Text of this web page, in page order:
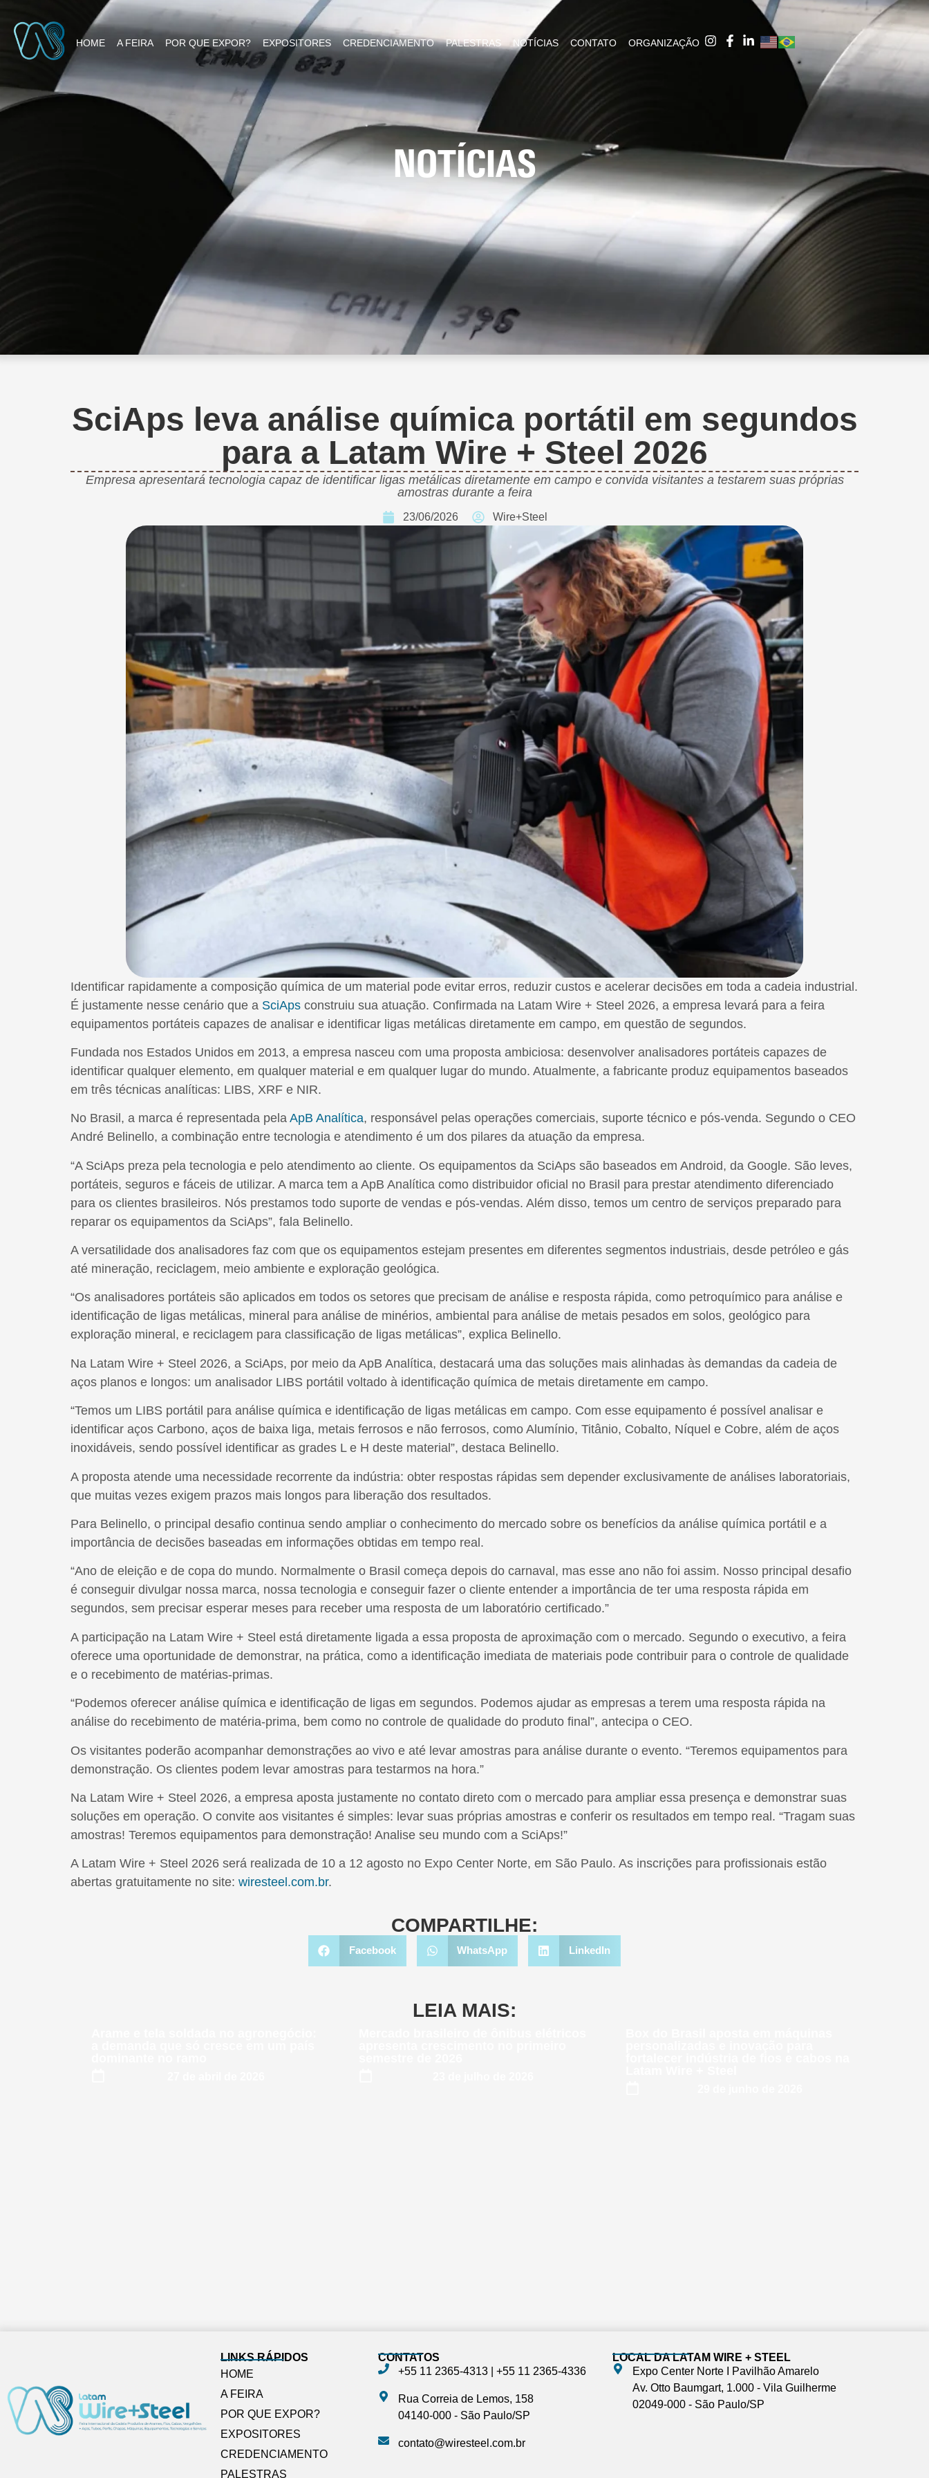
HOME A FEIRA POR QUE EXPOR? EXPOSITORES CREDENCIAMENTO PALESTRAS NOTÍCIAS CONTATO ORGANIZAÇÃO
NOTÍCIAS
SciAps leva análise química portátil em segundos
para a Latam Wire + Steel 2026
Empresa apresentará tecnologia capaz de identificar ligas metálicas diretamente em campo e convida visitantes a testarem suas próprias
amostras durante a feira
23/06/2026 Wire+Steel
Identificar rapidamente a composição química de um material pode evitar erros, reduzir custos e acelerar decisões em toda a cadeia industrial.
É justamente nesse cenário que a SciAps construiu sua atuação. Confirmada na Latam Wire + Steel 2026, a empresa levará para a feira
equipamentos portáteis capazes de analisar e identificar ligas metálicas diretamente em campo, em questão de segundos.
Fundada nos Estados Unidos em 2013, a empresa nasceu com uma proposta ambiciosa: desenvolver analisadores portáteis capazes de
identificar qualquer elemento, em qualquer material e em qualquer lugar do mundo. Atualmente, a fabricante produz equipamentos baseados
em três técnicas analíticas: LIBS, XRF e NIR.
No Brasil, a marca é representada pela ApB Analítica, responsável pelas operações comerciais, suporte técnico e pós-venda. Segundo o CEO
André Belinello, a combinação entre tecnologia e atendimento é um dos pilares da atuação da empresa.
“A SciAps preza pela tecnologia e pelo atendimento ao cliente. Os equipamentos da SciAps são baseados em Android, da Google. São leves,
portáteis, seguros e fáceis de utilizar. A marca tem a ApB Analítica como distribuidor oficial no Brasil para prestar atendimento diferenciado
para os clientes brasileiros. Nós prestamos todo suporte de vendas e pós-vendas. Além disso, temos um centro de serviços preparado para
reparar os equipamentos da SciAps”, fala Belinello.
A versatilidade dos analisadores faz com que os equipamentos estejam presentes em diferentes segmentos industriais, desde petróleo e gás
até mineração, reciclagem, meio ambiente e exploração geológica.
“Os analisadores portáteis são aplicados em todos os setores que precisam de análise e resposta rápida, como petroquímico para análise e
identificação de ligas metálicas, mineral para análise de minérios, ambiental para análise de metais pesados em solos, geológico para
exploração mineral, e reciclagem para classificação de ligas metálicas”, explica Belinello.
Na Latam Wire + Steel 2026, a SciAps, por meio da ApB Analítica, destacará uma das soluções mais alinhadas às demandas da cadeia de
aços planos e longos: um analisador LIBS portátil voltado à identificação química de metais diretamente em campo.
“Temos um LIBS portátil para análise química e identificação de ligas metálicas em campo. Com esse equipamento é possível analisar e
identificar aços Carbono, aços de baixa liga, metais ferrosos e não ferrosos, como Alumínio, Titânio, Cobalto, Níquel e Cobre, além de aços
inoxidáveis, sendo possível identificar as grades L e H deste material”, destaca Belinello.
A proposta atende uma necessidade recorrente da indústria: obter respostas rápidas sem depender exclusivamente de análises laboratoriais,
que muitas vezes exigem prazos mais longos para liberação dos resultados.
Para Belinello, o principal desafio continua sendo ampliar o conhecimento do mercado sobre os benefícios da análise química portátil e a
importância de decisões baseadas em informações obtidas em tempo real.
“Ano de eleição e de copa do mundo. Normalmente o Brasil começa depois do carnaval, mas esse ano não foi assim. Nosso principal desafio
é conseguir divulgar nossa marca, nossa tecnologia e conseguir fazer o cliente entender a importância de ter uma resposta rápida em
segundos, sem precisar esperar meses para receber uma resposta de um laboratório certificado.”
A participação na Latam Wire + Steel está diretamente ligada a essa proposta de aproximação com o mercado. Segundo o executivo, a feira
oferece uma oportunidade de demonstrar, na prática, como a identificação imediata de materiais pode contribuir para o controle de qualidade
e o recebimento de matérias-primas.
“Podemos oferecer análise química e identificação de ligas em segundos. Podemos ajudar as empresas a terem uma resposta rápida na
análise do recebimento de matéria-prima, bem como no controle de qualidade do produto final”, antecipa o CEO.
Os visitantes poderão acompanhar demonstrações ao vivo e até levar amostras para análise durante o evento. “Teremos equipamentos para
demonstração. Os clientes podem levar amostras para testarmos na hora.”
Na Latam Wire + Steel 2026, a empresa aposta justamente no contato direto com o mercado para ampliar essa presença e demonstrar suas
soluções em operação. O convite aos visitantes é simples: levar suas próprias amostras e conferir os resultados em tempo real. “Tragam suas
amostras! Teremos equipamentos para demonstração! Analise seu mundo com a SciAps!”
A Latam Wire + Steel 2026 será realizada de 10 a 12 agosto no Expo Center Norte, em São Paulo. As inscrições para profissionais estão
abertas gratuitamente no site: wiresteel.com.br.
COMPARTILHE:
Facebook WhatsApp LinkedIn
LEIA MAIS:
LINKS RÁPIDOS
HOME
A FEIRA
POR QUE EXPOR?
EXPOSITORES
CREDENCIAMENTO
PALESTRAS
+55 11 2365-4313‬ | ‪+55 11 2365-4336‬
Rua Correia de Lemos, 158
04140-000 - São Paulo/SP
contato@wiresteel.com.br
CONTATOS
LOCAL DA LATAM WIRE + STEEL
Expo Center Norte I Pavilhão Amarelo
Av. Otto Baumgart, 1.000 - Vila Guilherme
02049-000 - São Paulo/SP